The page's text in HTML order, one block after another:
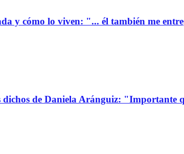
y cómo lo viven: "... él también me
de Daniela Aránguiz: "Importante